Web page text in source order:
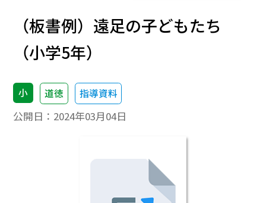
（板書例）遠足の子どもたち
（小学5年）
小 道徳 指導資料
公開日： 2024年03月04日